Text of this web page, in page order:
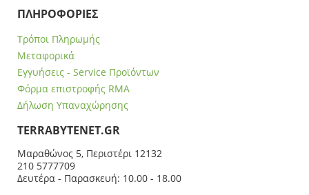
ΠΛΗΡΟΦΟΡΙΕΣ
Τρόποι Πληρωμής
Μεταφορικά
Εγγυήσεις - Service Προϊόντων
Φόρμα επιστροφής RMA
Δήλωση Υπαναχώρησης
ΤERRABYTENET.GR
Μαραθώνος 5, Περιστέρι 12132
210 5777709
Δευτέρα - Παρασκευή: 10.00 - 18.00